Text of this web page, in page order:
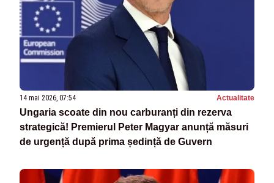
14 mai 2026, 07:54 Actualitate
Ungaria scoate din nou carburanți din rezerva
strategică! Premierul Peter Magyar anunță măsuri
de urgență după prima ședință de Guvern